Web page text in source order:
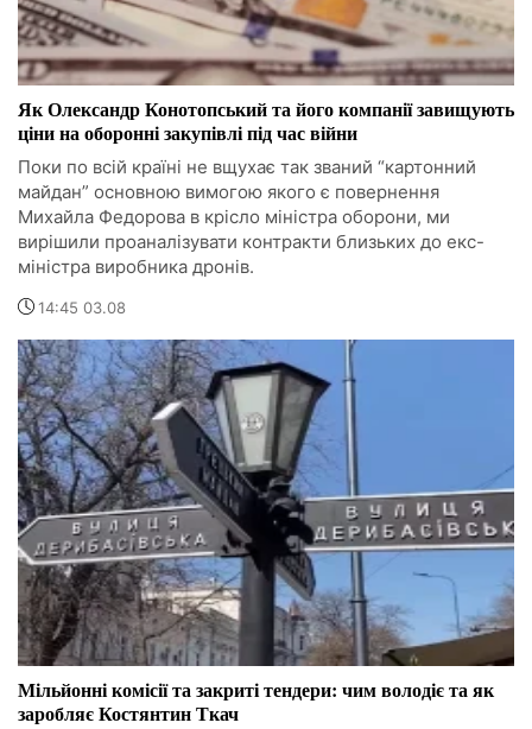
Як Олександр Конотопський та його компанії завищують
ціни на оборонні закупівлі під час війни
Поки по всій країні не вщухає так званий “картонний
майдан” основною вимогою якого є повернення
Михайла Федорова в крісло міністра оборони, ми
вирішили проаналізувати контракти близьких до екс-
міністра виробника дронів.
14:45 03.08
Мільйонні комісії та закриті тендери: чим володіє та як
заробляє Костянтин Ткач